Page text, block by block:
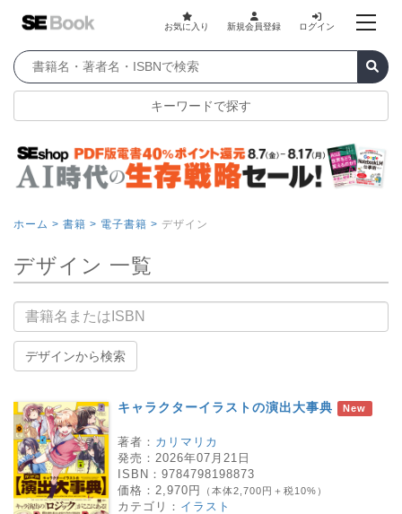
お気に入り 新規会員登録 ログイン
キーワードで探す
ホーム > 書籍 > 電子書籍 > デザイン
デザイン 一覧
書籍名
デザインから検索
キャラクターイラストの演出大事典 New
著者： カリマリカ
発売： 2026年07月21日
ISBN： 9784798198873
価格： 2,970円 （本体2,700円＋税10%）
カテゴリ： イラスト